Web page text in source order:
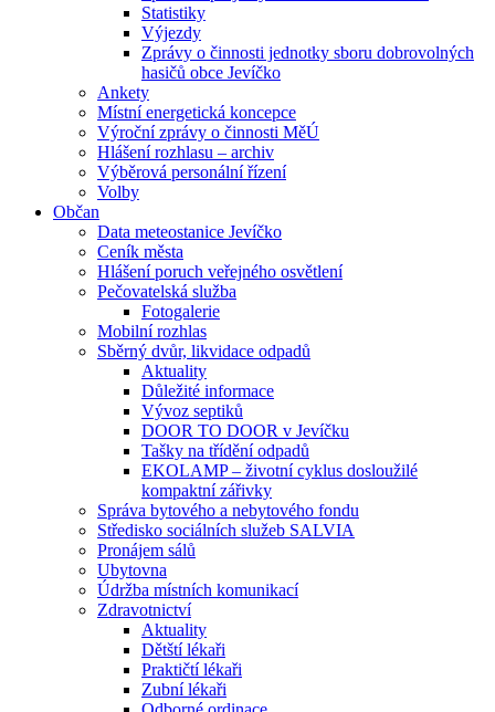
Statistiky
Výjezdy
Zprávy o činnosti jednotky sboru dobrovolných
hasičů obce Jevíčko
Ankety
Místní energetická koncepce
Výroční zprávy o činnosti MěÚ
Hlášení rozhlasu – archiv
Výběrová personální řízení
Volby
Občan
Data meteostanice Jevíčko
Ceník města
Hlášení poruch veřejného osvětlení
Pečovatelská služba
Fotogalerie
Mobilní rozhlas
Sběrný dvůr, likvidace odpadů
Aktuality
Důležité informace
Vývoz septiků
DOOR TO DOOR v Jevíčku
Tašky na třídění odpadů
EKOLAMP – životní cyklus dosloužilé
kompaktní zářivky
Správa bytového a nebytového fondu
Středisko sociálních služeb SALVIA
Pronájem sálů
Ubytovna
Údržba místních komunikací
Zdravotnictví
Aktuality
Dětští lékaři
Praktičtí lékaři
Zubní lékaři